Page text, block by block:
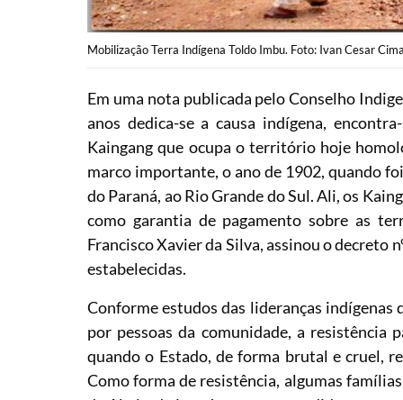
Mobilização Terra Indígena Toldo Imbu. Foto: Ivan Cesar
Em uma nota publicada pelo Conselho
anos dedica-se a causa indígena,
Kaingang que ocupa o território hoje
marco importante, o ano de 1902, quando
do Paraná, ao Rio Grande do Sul. Ali, os
como garantia de pagamento sobre as
Francisco Xavier da Silva, assinou o decreto
estabelecidas.
Conforme estudos das lideranças
por pessoas da comunidade, a
quando o Estado, de forma brutal e cruel,
Como forma de resistência, algumas